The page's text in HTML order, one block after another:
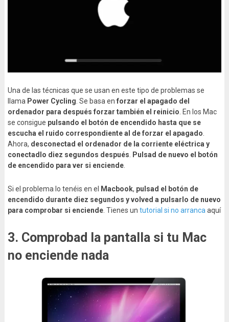
Una de las técnicas que se usan en este tipo de problemas se
llama Power Cycling . Se basa en forzar el apagado del
ordenador para después forzar también el reinicio . En los Mac
se consigue pulsando el botón de encendido hasta que se
escucha el ruido correspondiente al de forzar el apagado
Ahora, desconectad el ordenador de la corriente eléctrica y
conectadlo diez segundos después
Pulsad de nuevo el botón
de encendido para ver si enciende.
Si el problema lo tenéis en el Macbook, pulsad el botón de
encendido durante diez segundos y volved a pulsarlo de nuevo
para comprobar si enciende. Tienes un tutorial si no arranca aquí
3. Comprobad la pantalla si tu Mac
no enciende nada